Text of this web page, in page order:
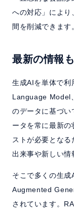
への対応」によ
間を削減できます
最新の情報
生成AIを単体で
Language Model
のデータに基づ
ータを常に最新
ストが必要とな
出来事や新しい情
そこで多くの生
Augmented
されています。